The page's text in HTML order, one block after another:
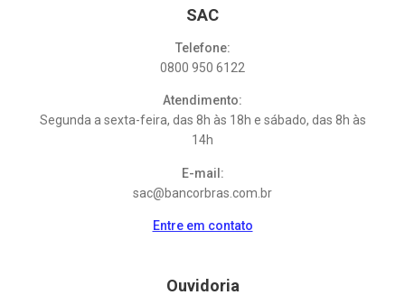
SAC
Telefone:
0800 950 6122
Atendimento:
Segunda a sexta-feira, das 8h às 18h e sábado, das 8h às
14h
E-mail:
sac@bancorbras.com.br
Entre em contato
Ouvidoria